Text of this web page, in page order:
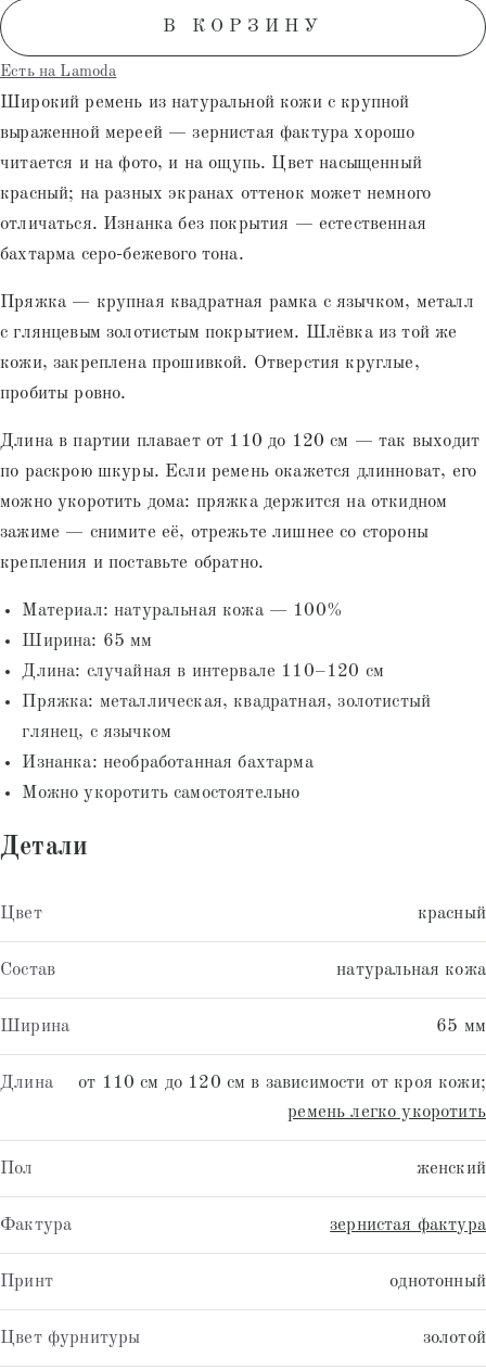
В КОРЗИНУ
Есть на Lamoda
Широкий ремень из натуральной кожи с крупной
выраженной мереей — зернистая фактура хорошо
читается и на фото, и на ощупь. Цвет насыщенный
красный; на разных экранах оттенок может немного
отличаться. Изнанка без покрытия — естественная
бахтарма серо-бежевого тона.
Пряжка — крупная квадратная рамка с язычком, металл
с глянцевым золотистым покрытием. Шлёвка из той же
кожи, закреплена прошивкой. Отверстия круглые,
пробиты ровно.
Длина в партии плавает от 110 до 120 см — так выходит
по раскрою шкуры. Если ремень окажется длинноват, его
можно укоротить дома: пряжка держится на откидном
зажиме — снимите её, отрежьте лишнее со стороны
крепления и поставьте обратно.
Материал: натуральная кожа — 100%
Ширина: 65 мм
Длина: случайная в интервале 110–120 см
Пряжка: металлическая, квадратная, золотистый
глянец, с язычком
Изнанка: необработанная бахтарма
Можно укоротить самостоятельно
Детали
Цвет красный
Состав натуральная кожа
Ширина 65 мм
Длина
от 110 см до 120 см в зависимости от кроя кожи;
ремень легко укоротить
Пол женский
Фактура зернистая фактура
Принт однотонный
Цвет фурнитуры золотой